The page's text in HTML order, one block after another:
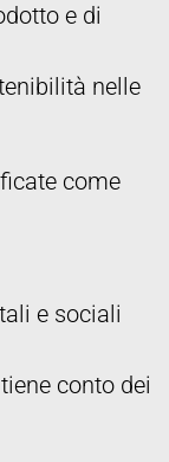
e di
nelle
come
e sociali
conto dei